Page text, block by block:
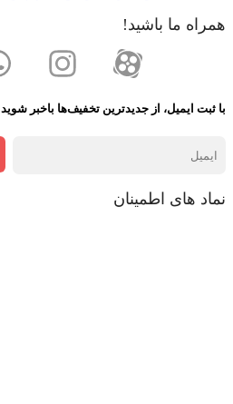
همراه ما باشید!
با ثبت ایمیل، از جدید‌ترین تخفیف‌ها با‌خبر شوید
نماد های اطمینان